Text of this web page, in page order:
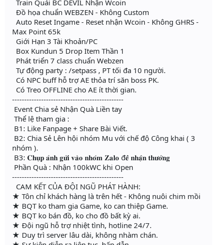
Train Quái BC DEVIL Nhận Wcoin
Đồ họa chuẩn WEBZEN - Không Custom
Auto Reset Ingame - Reset nhận Wcoin - Không GHRS -
Max Point 65k
Giới Hạn 3 Tài Khoản/PC
Box Kundun 5 Drop Item Thần 1
Phát triển 7 class chuẩn Webzen
Tự động party : /setpass , PT tối đa 10 người.
Có NPC buff hỗ trợ AE thỏa trí săn boss PK.
Có Treo OFFLINE cho AE ít thời gian.
----------------------------------------------
Event Chia sẻ Nhận Quà Liền tay
Thể lệ tham gia :
B1: Like Fanpage + Share Bài Viết.
B2: Chia Sẻ Lên hội nhóm Mu với chế độ Công khai ( 3
nhóm ).
B3: 𝐂𝐡𝐮̣𝐩 𝐚̉𝐧𝐡 𝐠𝐮̛̉𝐢 𝐯𝐚̀𝐨 𝐧𝐡𝐨́𝐦 𝐙𝐚𝐥𝐨 đ𝐞̂̉ 𝐧𝐡𝐚̣̂𝐧 𝐭𝐡𝐮̛𝐨̛̉𝐧𝐠
Phần Quà : Nhận 100kWC khi Open
----------------------------------------------
CAM KẾT CỦA ĐỘI NGŨ PHÁT HÀNH:
★ Tôn chỉ khách hàng là trên hết - Không nuôi chim mồi
★ BQT ko tham gia Game, ko can thiệp Game.
★ BQT ko bán đồ, ko cho đồ bất kỳ ai.
★ Đội ngũ hỗ trợ nhiệt tình, hotline 24/7.
★ Duy trì server lâu dài, không nhàm chán.